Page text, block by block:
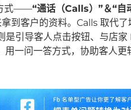
式——“通话（Calls）”＆“自
到客户的资料。Calls 取代
引导客人点击按钮、与店家
一问一答方式，协助客人更